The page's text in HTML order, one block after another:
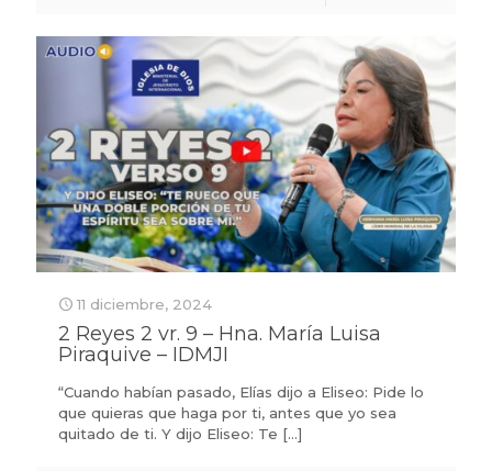
11 diciembre, 2024
2 Reyes 2 vr. 9 – Hna. María Luisa
Piraquive – IDMJI
“Cuando habían pasado, Elías dijo a Eliseo: Pide lo
que quieras que haga por ti, antes que yo sea
quitado de ti. Y dijo Eliseo: Te […]